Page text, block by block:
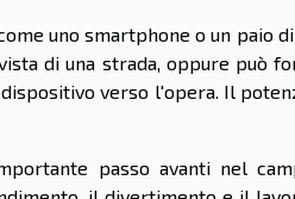
uno smartphone o un paio
di una strada, oppure può
verso l'opera. Il
passo avanti nel